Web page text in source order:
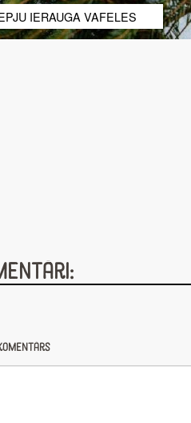
IERAUGA VAFELES